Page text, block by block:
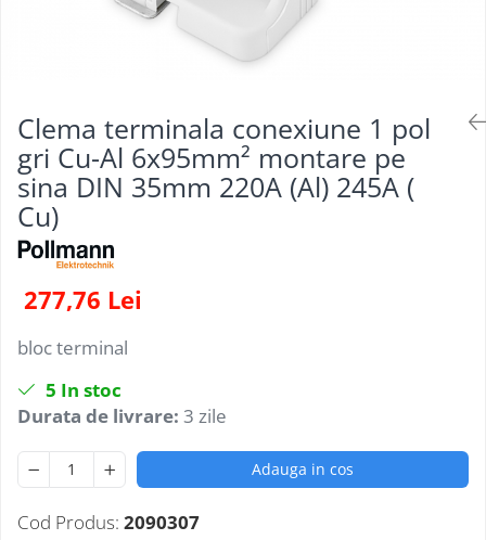
Clema terminala conexiune 1 pol
gri Cu-Al 6x95mm²​​​​​​​ montare pe
sina DIN 35mm 220A (Al) 245A (
Cu)
277,76 Lei
bloc terminal
5 In stoc
Durata de livrare: 3 zile
Adauga in cos
Cod Produs: 2090307